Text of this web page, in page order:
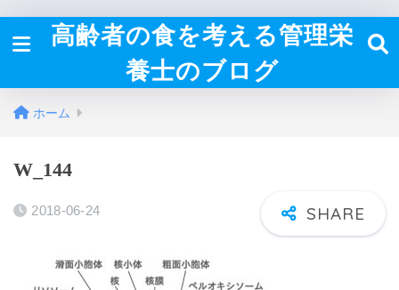
高齢者の食を考える管理栄
養士のブログ
ホーム
W_144
2018-06-24